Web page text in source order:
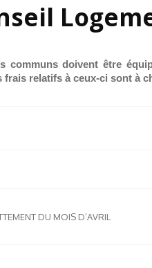
communs doivent être
frais relatifs à ceux-ci sont à
DU MOIS D’AVRIL